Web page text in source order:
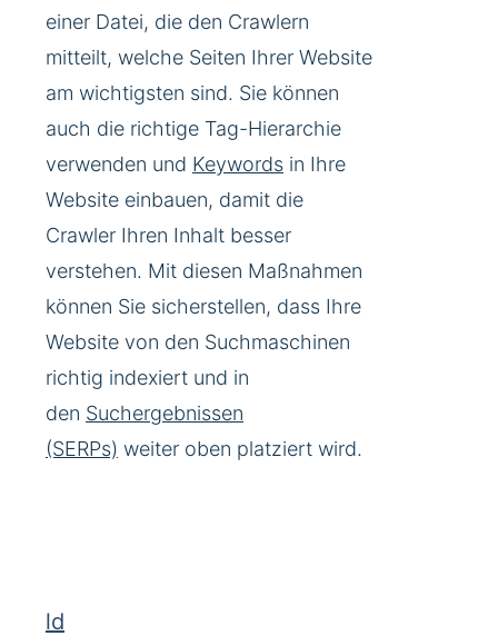
einer Datei, die den Crawlern
mitteilt, welche Seiten Ihrer Website
am wichtigsten sind. Sie können
auch die richtige Tag-Hierarchie
verwenden und Keywords in Ihre
Website einbauen, damit die
Crawler Ihren Inhalt besser
verstehen. Mit diesen Maßnahmen
können Sie sicherstellen, dass Ihre
Website von den Suchmaschinen
richtig indexiert und in
den Suchergebnissen
(SERPs) weiter oben platziert wird.
ld